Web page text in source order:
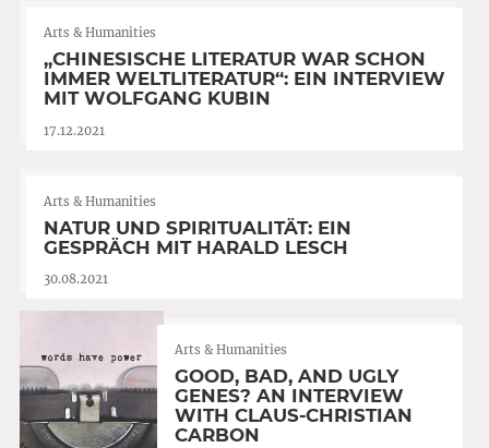
Arts & Humanities
„CHINESISCHE LITERATUR WAR SCHON
IMMER WELTLITERATUR“: EIN INTERVIEW
MIT WOLFGANG KUBIN
17.12.2021
Arts & Humanities
NATUR UND SPIRITUALITÄT: EIN
GESPRÄCH MIT HARALD LESCH
30.08.2021
Arts & Humanities
GOOD, BAD, AND UGLY
GENES? AN INTERVIEW
WITH CLAUS-CHRISTIAN
CARBON